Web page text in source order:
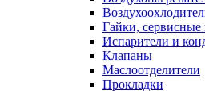
Гайки,
Испарители и
Клапаны
Маслоотделители
Прокладки